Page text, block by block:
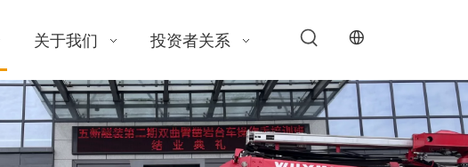
关于我们 投资者关系